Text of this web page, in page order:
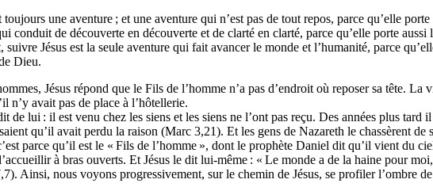
toujours une aventure ; et une aventure qui n’est pas de tout repos, parce qu’elle
conduit de découverte en découverte et de clarté en clarté, parce qu’elle porte
suivre Jésus est la seule aventure qui fait avancer le monde et l’humanité, parce
Dieu.
Jésus répond que le Fils de l’homme n’a pas d’endroit où reposer sa tête.
n’y avait pas de place à l’hôtellerie.
de lui : il est venu chez les siens et les siens ne l’ont pas reçu. Des années plus
qu’il avait perdu la raison (Marc 3,21). Et les gens de Nazareth le chassèrent
parce qu’il est le « Fils de l’homme », dont le prophète Daniel dit qu’il vient du
à bras ouverts. Et Jésus le dit lui-même : « Le monde a de la haine pour
Ainsi, nous voyons progressivement, sur le chemin de Jésus, se profiler l’ombre